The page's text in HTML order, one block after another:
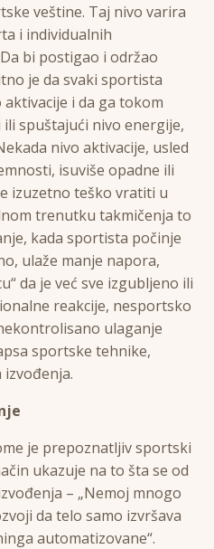
veštine. Taj nivo varira
i individualnih
bi postigao i održao
je da svaki sportista
i da ga tokom
spuštajući nivo energije,
nivo aktivacije, usled
isuviše opadne ili
izuzetno teško vratiti u
trenutku takmičenja to
kada sportista počinje
ulaže manje napora,
da je već sve izgubljeno ili
reakcije, nesportsko
ulaganje
sportske tehnike,
je prepoznatljiv sportski
ukazuje na to šta se od
– „Nemoj mnogo
da telo samo izvršava
automatizovane“.